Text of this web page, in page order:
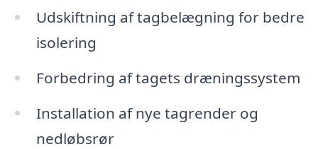
Udskiftning af tagbelægning for bedre
isolering
Forbedring af tagets dræningssystem
Installation af nye tagrender og
nedløbsrør